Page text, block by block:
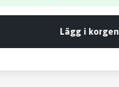
Lägg i korgen